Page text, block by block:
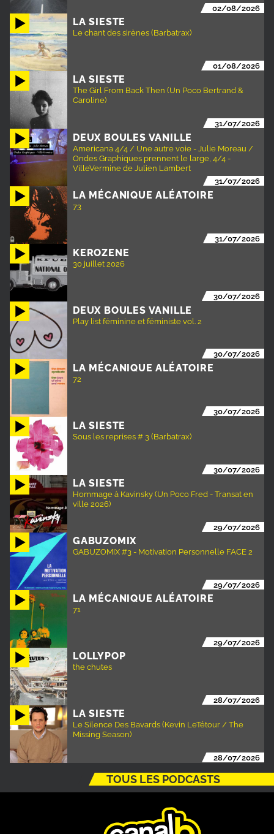
02/08/2026
LA SIESTE
Le chant des sirènes (Barbatrax)
01/08/2026
LA SIESTE
The Girl From Back Then (Un Poco Bertrand &
Caroline)
31/07/2026
DEUX BOULES VANILLE
Americana 4/4 / Une autre voie - Julie Moreau /
Ondes Graphiques prennent le large, 4/4 -
VilleVermine de Julien Lambert
31/07/2026
LA MÉCANIQUE ALÉATOIRE
73
31/07/2026
KEROZENE
30 juillet 2026
30/07/2026
DEUX BOULES VANILLE
Play list féminine et féministe vol. 2
30/07/2026
LA MÉCANIQUE ALÉATOIRE
72
30/07/2026
LA SIESTE
Sous les reprises # 3 (Barbatrax)
30/07/2026
LA SIESTE
Hommage à Kavinsky (Un Poco Fred - Transat en
ville 2026)
29/07/2026
GABUZOMIX
GABUZOMIX #3 - Motivation Personnelle FACE 2
29/07/2026
LA MÉCANIQUE ALÉATOIRE
71
29/07/2026
LOLLYPOP
the chutes
28/07/2026
LA SIESTE
Le Silence Des Bavards (Kevin LeTétour / The
Missing Season)
28/07/2026
TOUS LES PODCASTS